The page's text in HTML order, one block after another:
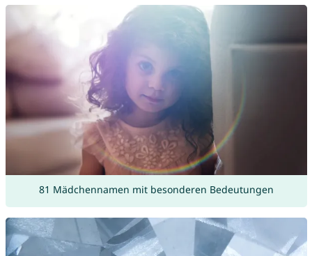
81 Mädchennamen mit besonderen Bedeutungen